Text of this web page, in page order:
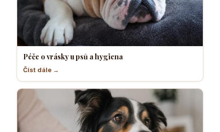
Péče o vrásky u psů a hygiena
Číst dále →